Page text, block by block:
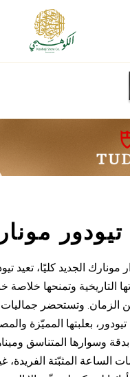
تيودور
مونارك الجديد كليًا، تعيد
التاريخية وتمنحها خلاصة
الزمان. وتستحضر
تيودور، بعلبتها المميّزة
وسوارها المتناسق
الساعة المثبّتة الفريدة،